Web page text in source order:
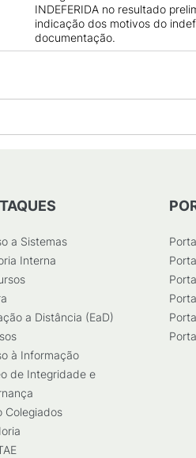
INDEFERIDA no resultado
indicação dos motivos do
documentação.
a Sistemas
Interna
a Distância (EaD)
à Informação
de Integridade e
Colegiados